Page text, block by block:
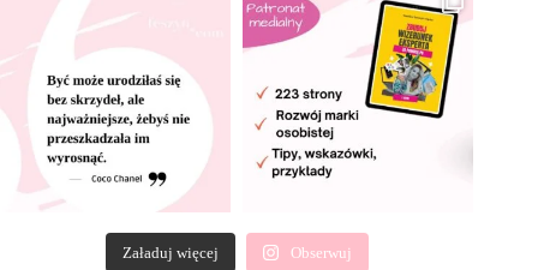
Załaduj więcej Obserwuj